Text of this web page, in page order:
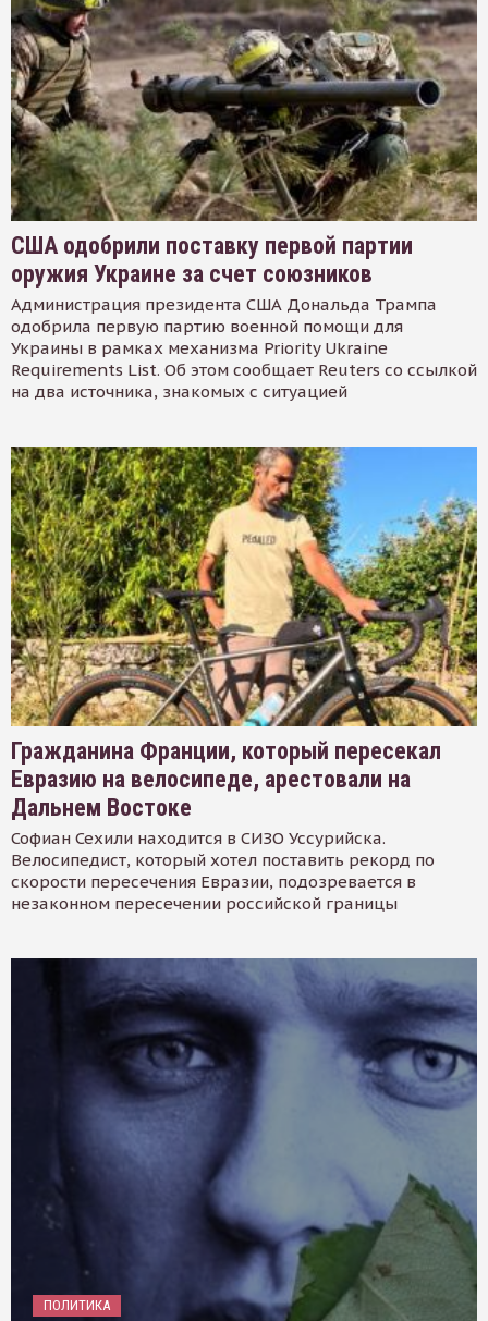
США одобрили поставку первой партии
оружия Украине за счет союзников
Администрация президента США Дональда Трампа
одобрила первую партию военной помощи для
Украины в рамках механизма Priority Ukraine
Requirements List. Об этом сообщает Reuters со ссылкой
на два источника, знакомых с ситуацией
Гражданина Франции, который пересекал
Евразию на велосипеде, арестовали на
Дальнем Востоке
Софиан Сехили находится в СИЗО Уссурийска.
Велосипедист, который хотел поставить рекорд по
скорости пересечения Евразии, подозревается в
незаконном пересечении российской границы
ПОЛИТИКА